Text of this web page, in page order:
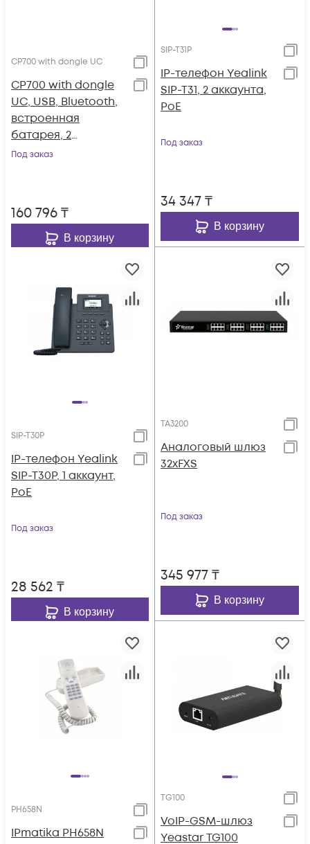
CP700 with dongle UC
CP700 with dongle
UC, USB, Bluetooth,
встроенная
батарея, 2
встроенных
Под заказ
160 796₸
В корзину
SIP-T31P
IP-телефон Yealink
SIP-T31, 2 аккаунта,
PoE
Под заказ
34 347₸
В корзину
SIP-T30P
IP-телефон Yealink
SIP-T30P, 1 аккаунт,
PoE
Под заказ
28 562 ₸
В корзину
TA3200
Аналоговый шлюз
32xFXS
Под заказ
345 977₸
В корзину
PH658N
IPmatika PH658N
TG100
VoIP-GSM-шлюз
Yeastar TG100